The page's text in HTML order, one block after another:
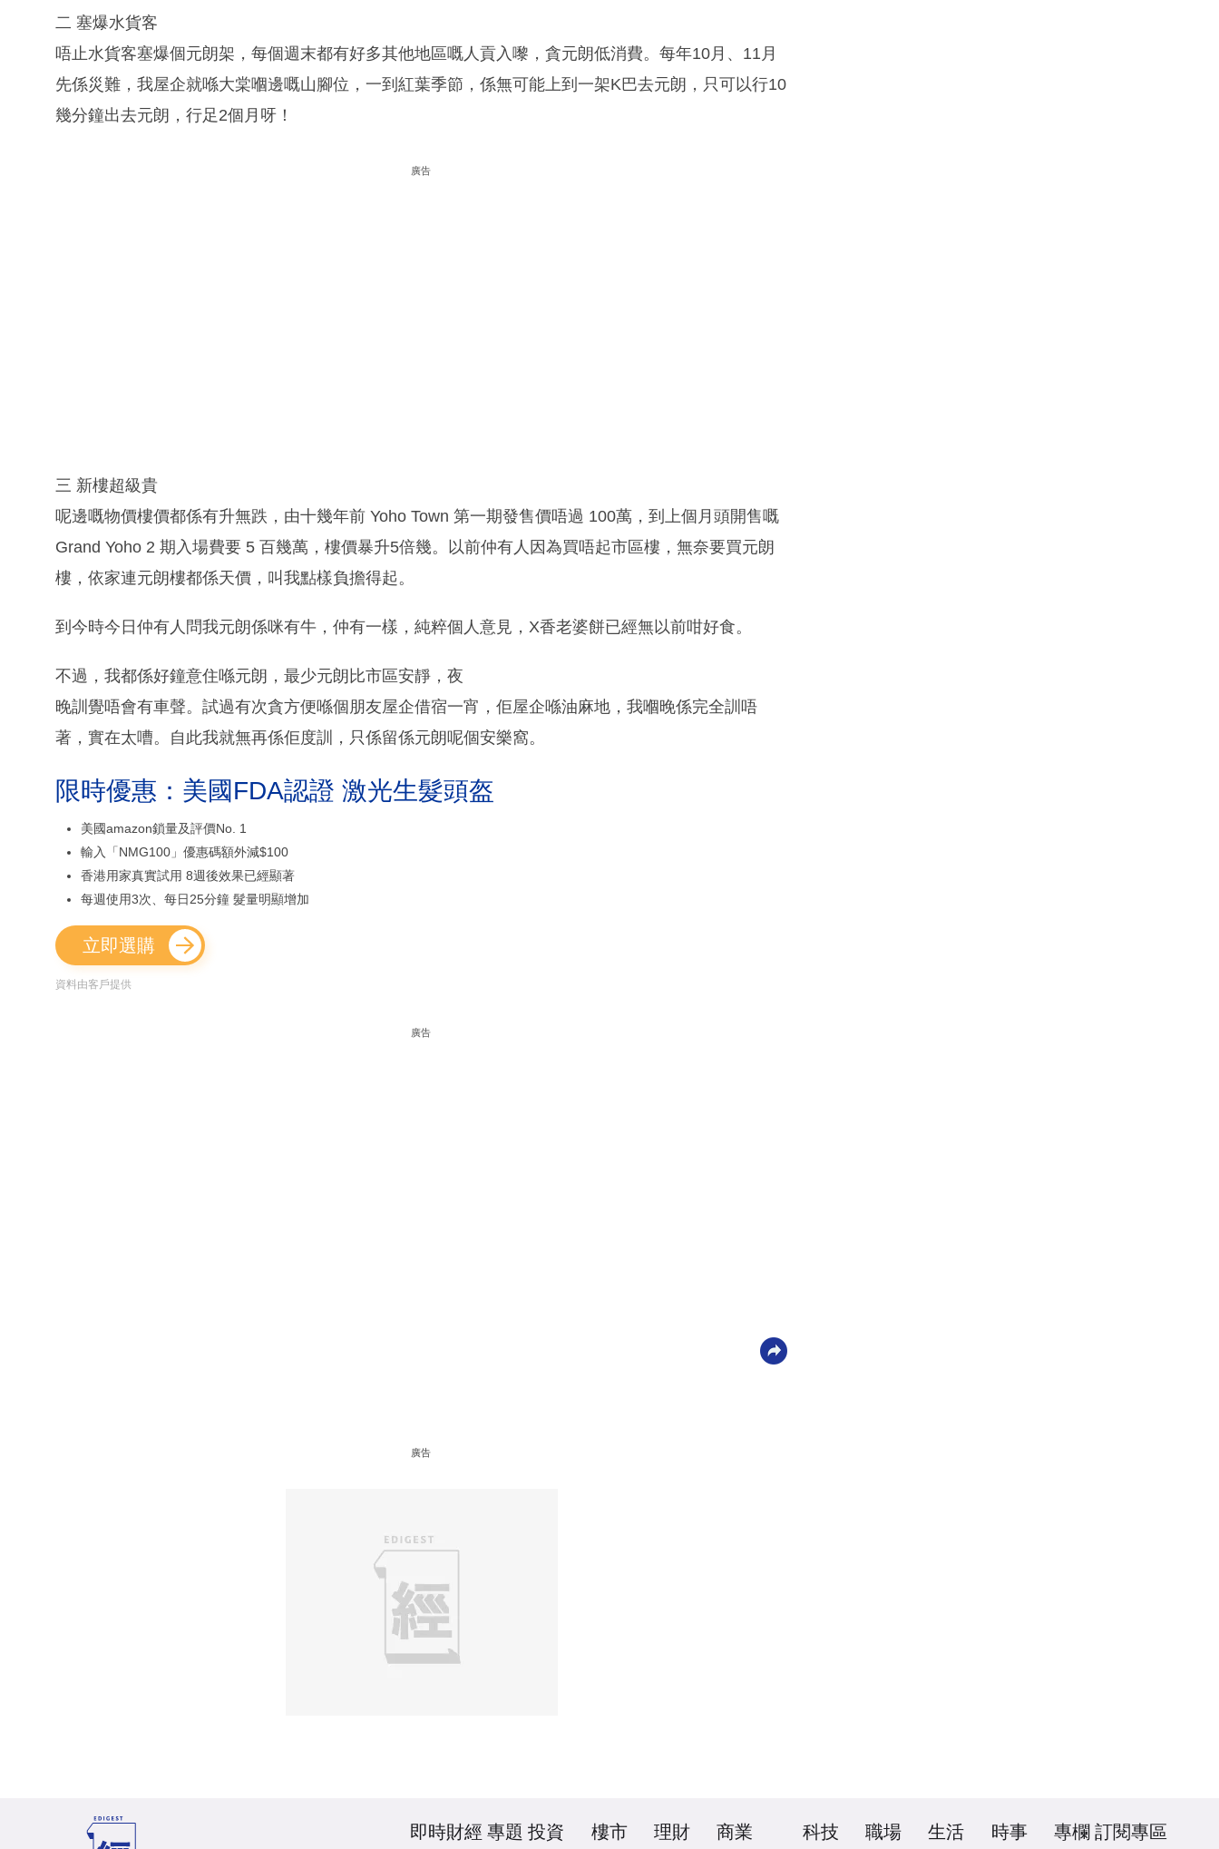
二 塞爆水貨客
唔止水貨客塞爆個元朗架，每個週末都有好多其他地區嘅人貢入嚟，貪元朗低消費。每年10月、11月
先係災難，我屋企就喺大棠嗰邊嘅山腳位，一到紅葉季節，係無可能上到一架K巴去元朗，只可以行10
幾分鐘出去元朗，行足2個月呀！
廣告
三 新樓超級貴
呢邊嘅物價樓價都係有升無跌，由十幾年前 Yoho Town 第一期發售價唔過 100萬，到上個月頭開售嘅
Grand Yoho 2 期入場費要 5 百幾萬，樓價暴升5倍幾。以前仲有人因為買唔起市區樓，無奈要買元朗
樓，依家連元朗樓都係天價，叫我點樣負擔得起。
到今時今日仲有人問我元朗係咪有牛，仲有一樣，純粹個人意見，X香老婆餅已經無以前咁好食。
不過，我都係好鐘意住喺元朗，最少元朗比市區安靜，夜
晚訓覺唔會有車聲。試過有次貪方便喺個朋友屋企借宿一宵，佢屋企喺油麻地，我嗰晚係完全訓唔
著，實在太嘈。自此我就無再係佢度訓，只係留係元朗呢個安樂窩。
限時優惠：美國FDA認證 激光生髮頭盔
美國amazon鎖量及評價No. 1
輸入「NMG100」優惠碼額外減$100
香港用家真實試用 8週後效果已經顯著
每週使用3次、每日25分鐘 髮量明顯增加
立即選購
資料由客戶提供
廣告
廣告
即時財經 專題 投資 樓市 理財 商業 科技 職場 生活 時事 專欄 訂閱專區